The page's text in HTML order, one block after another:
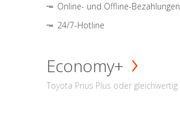
Online- und Offline-Bezahlungen
24/7-Hotline
Economy+
Toyota Prius Plus oder gleichwertig